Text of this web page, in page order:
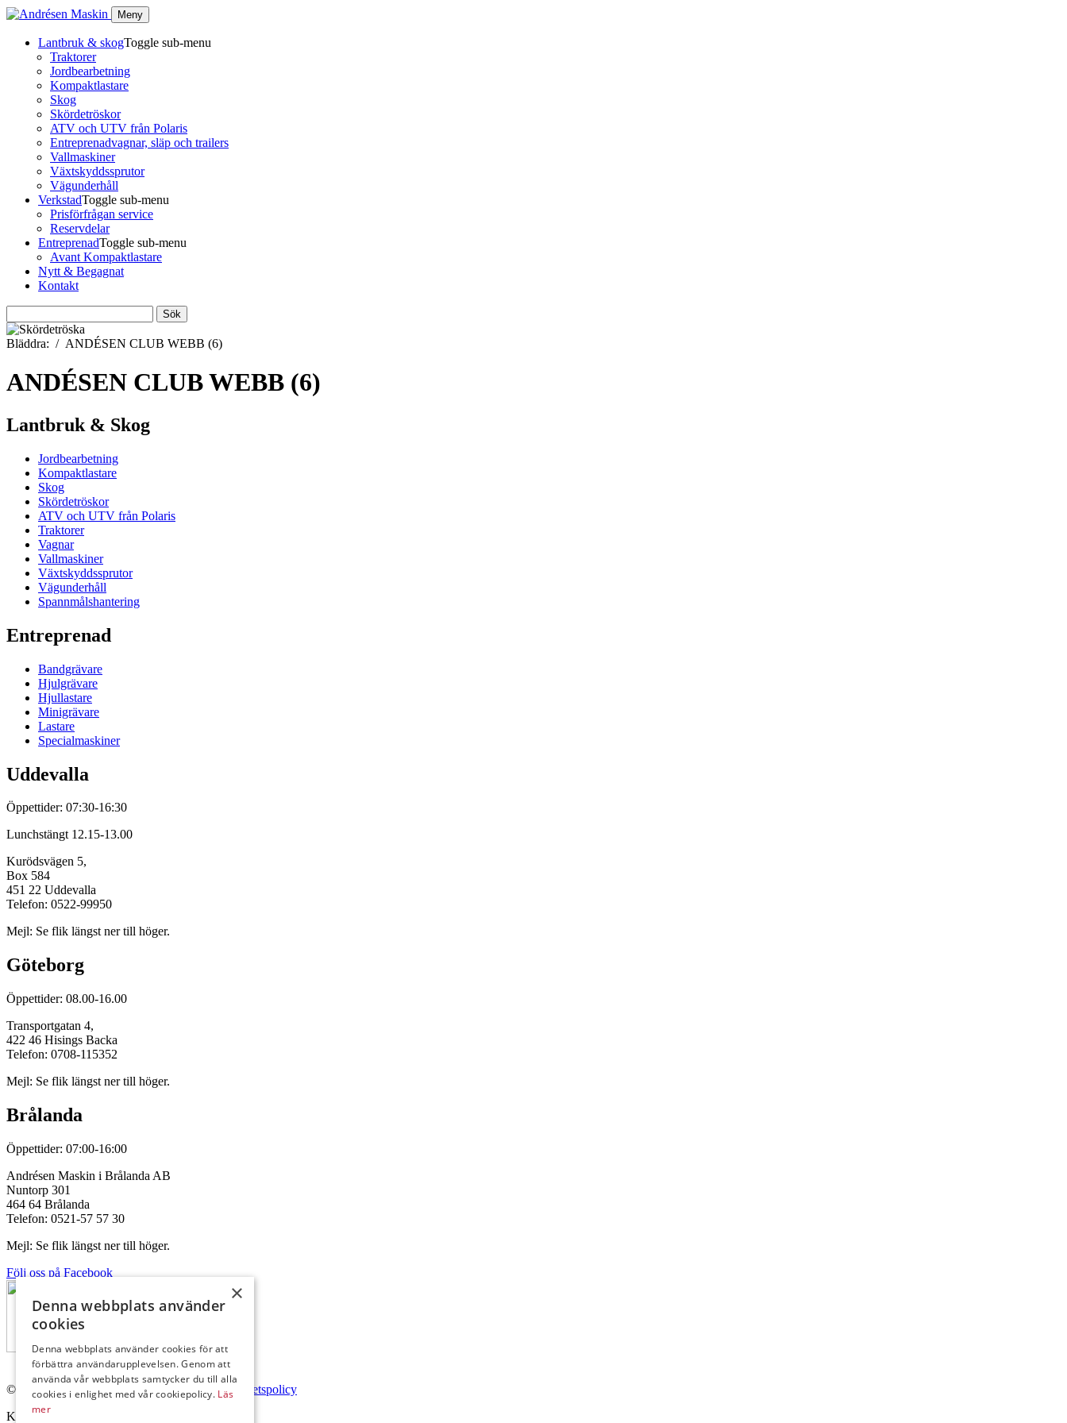
Meny
Lantbruk & skogToggle sub-menu
Traktorer
Jordbearbetning
Kompaktlastare
Skog
Skördetröskor
ATV och UTV från Polaris
Entreprenadvagnar, släp och trailers
Vallmaskiner
Växtskyddssprutor
Vägunderhåll
VerkstadToggle sub-menu
Prisförfrågan service
Reservdelar
EntreprenadToggle sub-menu
Avant Kompaktlastare
Nytt & Begagnat
Kontakt
efter:
Bläddra:
ANDÉSEN CLUB WEBB (6)
ANDÉSEN CLUB WEBB (6)
Lantbruk & Skog
Jordbearbetning
Kompaktlastare
Skog
Skördetröskor
ATV och UTV från Polaris
Traktorer
Vagnar
Vallmaskiner
Växtskyddssprutor
Vägunderhåll
Spannmålshantering
Entreprenad
Bandgrävare
Hjulgrävare
Hjullastare
Minigrävare
Lastare
Specialmaskiner
Uddevalla
Öppettider: 07:30-16:30
Lunchstängt 12.15-13.00
Kurödsvägen 5,
Box 584
451 22 Uddevalla
Telefon: 0522-99950
Mejl: Se flik längst ner till höger.
Göteborg
Öppettider: 08.00-16.00
Transportgatan 4,
422 46 Hisings Backa
Telefon: 0708-115352
Mejl: Se flik längst ner till höger.
Brålanda
Öppettider: 07:00-16:00
Andrésen Maskin i Brålanda AB
Nuntorp 301
464 64 Brålanda
Telefon: 0521-57 57 30
Mejl: Se flik längst ner till höger.
Följ oss på Facebook
© Copyright 2026 Andrésen Maskin AB.
Integritetspolicy
Kontakta oss
×
Denna webbplats använder
cookies
Denna webbplats använder cookies för att
förbättra användarupplevelsen. Genom att
använda vår webbplats samtycker du till alla
cookies i enlighet med vår cookiepolicy. Läs
mer